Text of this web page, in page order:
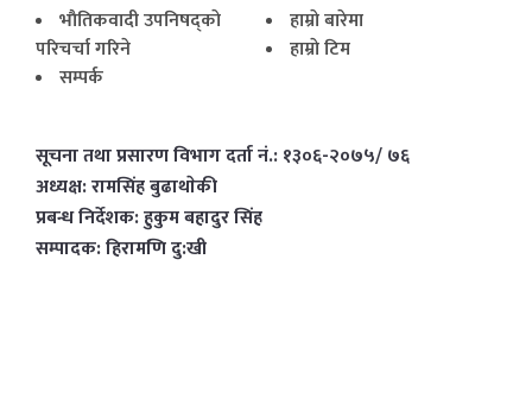
भाैतिकवादी उपनिषद्काे
परिचर्चा गरिने
हाम्राे बारेमा
हाम्राे टिम
सम्पर्क
सूचना तथा प्रसारण विभाग दर्ता नं.: १३०६-२०७५/ ७६
अध्यक्ष: रामसिंह बुढाथाेकी
प्रबन्ध निर्देशक: हुकुम बहादुर सिंह
सम्पादक: हिरामणि दु:खी